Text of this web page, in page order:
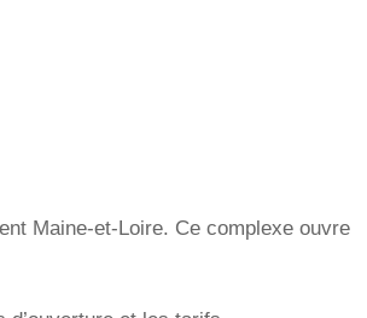
Maine-et-Loire. Ce complexe ouvre